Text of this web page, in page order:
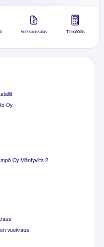
Verkkolaskutus Tilinpäätös
Oy
Oy Mäntyviita 2
vuokraus